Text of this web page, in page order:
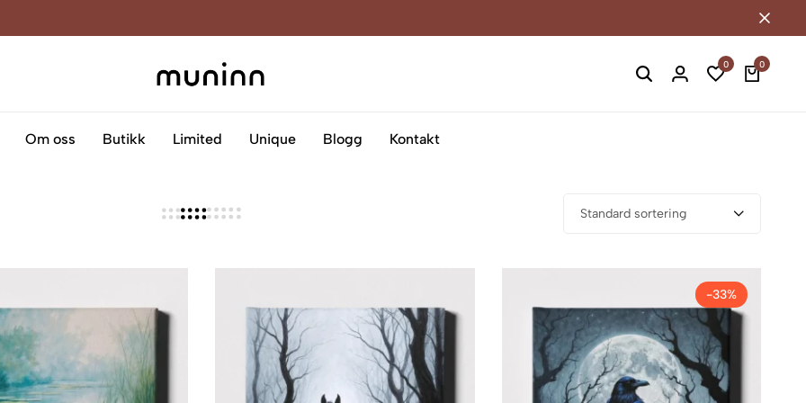
lerret
0 0
Om oss Butikk Limited Unique Blogg Kontakt
Standard sortering
-33%